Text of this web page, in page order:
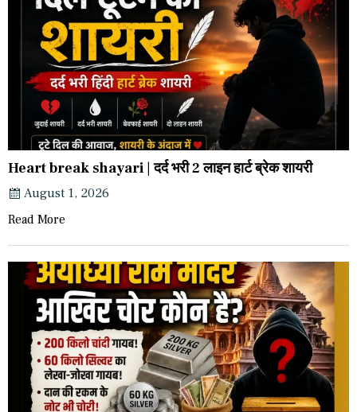
Heart break shayari | दर्द भरी 2 लाइन हार्ट ब्रेक शायरी
August 1, 2026
Read More